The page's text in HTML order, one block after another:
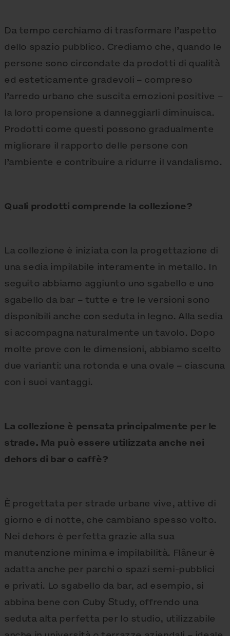
Da tempo cerchiamo di trasformare l’aspetto
dello spazio pubblico. Crediamo che, quando le
persone sono circondate da prodotti di qualità
ed esteticamente gradevoli – compreso
l’arredo urbano che suscita emozioni positive –
la loro propensione a danneggiarli diminuisca.
Prodotti come questi possono gradualmente
migliorare il rapporto delle persone con
l’ambiente e contribuire a ridurre il vandalismo.
Quali prodotti comprende la collezione?
La collezione è iniziata con la progettazione di
una sedia impilabile interamente in metallo. In
seguito abbiamo aggiunto uno sgabello e uno
sgabello da bar – tutte e tre le versioni sono
disponibili anche con seduta in legno. Alla sedia
si accompagna naturalmente un tavolo. Dopo
molte prove con le dimensioni, abbiamo scelto
due varianti: una rotonda e una ovale – ciascuna
con i suoi vantaggi.
La collezione è pensata principalmente per le
strade. Ma può essere utilizzata anche nei
dehors di bar o caffè?
È progettata per strade urbane vive, attive di
giorno e di notte, che cambiano spesso volto.
Nei dehors è perfetta grazie alla sua
manutenzione minima e impilabilità. Flâneur è
adatta anche per parchi o spazi semi-pubblici
e privati. Lo sgabello da bar, ad esempio, si
abbina bene con Cuby Study, offrendo una
seduta alta perfetta per lo studio, utilizzabile